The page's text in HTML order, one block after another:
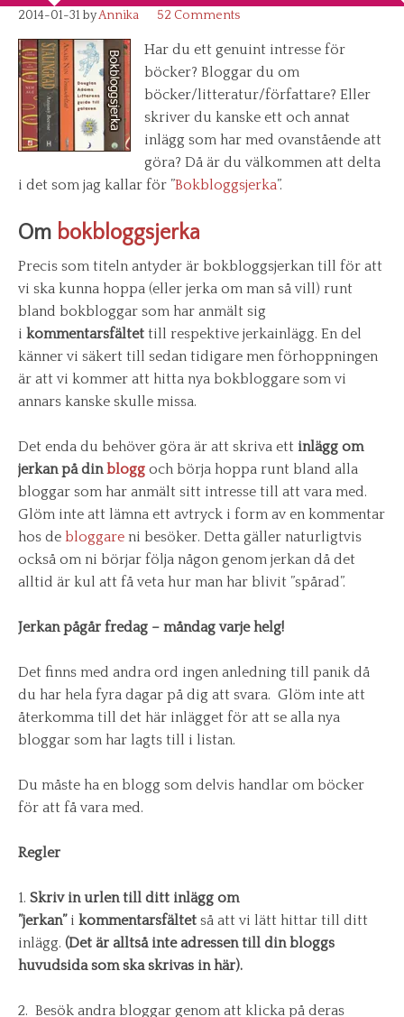
2014-01-31 byAnnika 52 Comments
Har du ett genuint intresse för
böcker? Bloggar du om
böcker/litteratur/författare? Eller
skriver du kanske ett och annat
inlägg som har med ovanstående att
göra? Då är du välkommen att delta
i det som jag kallar för ”Bokbloggsjerka”.
Om bokbloggsjerka
Precis som titeln antyder är bokbloggsjerkan till för att
vi ska kunna hoppa (eller jerka om man så vill) runt
bland bokbloggar som har anmält sig
i kommentarsfältet till respektive jerkainlägg. En del
känner vi säkert till sedan tidigare men förhoppningen
är att vi kommer att hitta nya bokbloggare som vi
annars kanske skulle missa.
Det enda du behöver göra är att skriva ett inlägg om
jerkan på din blogg och börja hoppa runt bland alla
bloggar som har anmält sitt intresse till att vara med.
Glöm inte att lämna ett avtryck i form av en kommentar
hos de bloggare ni besöker. Detta gäller naturligtvis
också om ni börjar följa någon genom jerkan då det
alltid är kul att få veta hur man har blivit ”spårad”.
Jerkan pågår fredag – måndag varje helg!
Det finns med andra ord ingen anledning till panik då
du har hela fyra dagar på dig att svara. Glöm inte att
återkomma till det här inlägget för att se alla nya
bloggar som har lagts till i listan.
Du måste ha en blogg som delvis handlar om böcker
för att få vara med.
Regler
1. Skriv inurlen till ditt inlägg om
”jerkan”i kommentarsfältet så att vi lätt hittar till ditt
inlägg. (Det är alltså inte adressen till din bloggs
huvudsida som ska skrivas in här).
2. Besök andra bloggar genom att klicka på deras